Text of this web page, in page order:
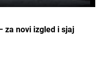
za novi izgled i sjaj